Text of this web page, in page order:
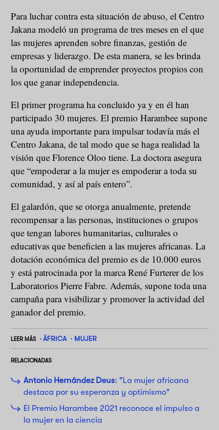
Para luchar contra esta situación de abuso, el Centro
Jakana modeló un programa de tres meses en el que
las mujeres aprenden sobre finanzas, gestión de
empresas y liderazgo. De esta manera, se les brinda
la oportunidad de emprender proyectos propios con
los que ganar independencia.
El primer programa ha concluido ya y en él han
participado 30 mujeres. El premio Harambee supone
una ayuda importante para impulsar todavía más el
Centro Jakana, de tal modo que se haga realidad la
visión que Florence Oloo tiene. La doctora asegura
que “empoderar a la mujer es empoderar a toda su
comunidad, y así al país entero”.
El galardón, que se otorga anualmente, pretende
recompensar a las personas, instituciones o grupos
que tengan labores humanitarias, culturales o
educativas que beneficien a las mujeres africanas. La
dotación económica del premio es de 10.000 euros
y está patrocinada por la marca René Furterer de los
Laboratorios Pierre Fabre. Además, supone toda una
campaña para visibilizar y promover la actividad del
ganador del premio.
LEER MÁS ÁFRICA MUJER
RELACIONADAS
Antonio Hernández Deus: "La mujer africana
destaca por su esperanza y optimismo"
El Premio Harambee 2021 reconoce el impulso a
la mujer en la ciencia